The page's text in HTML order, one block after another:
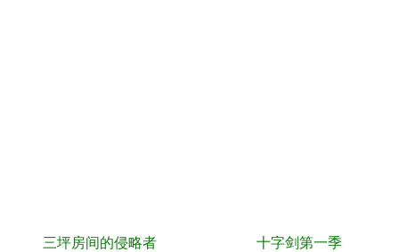
三坪房间的侵略者 十字剑第一季